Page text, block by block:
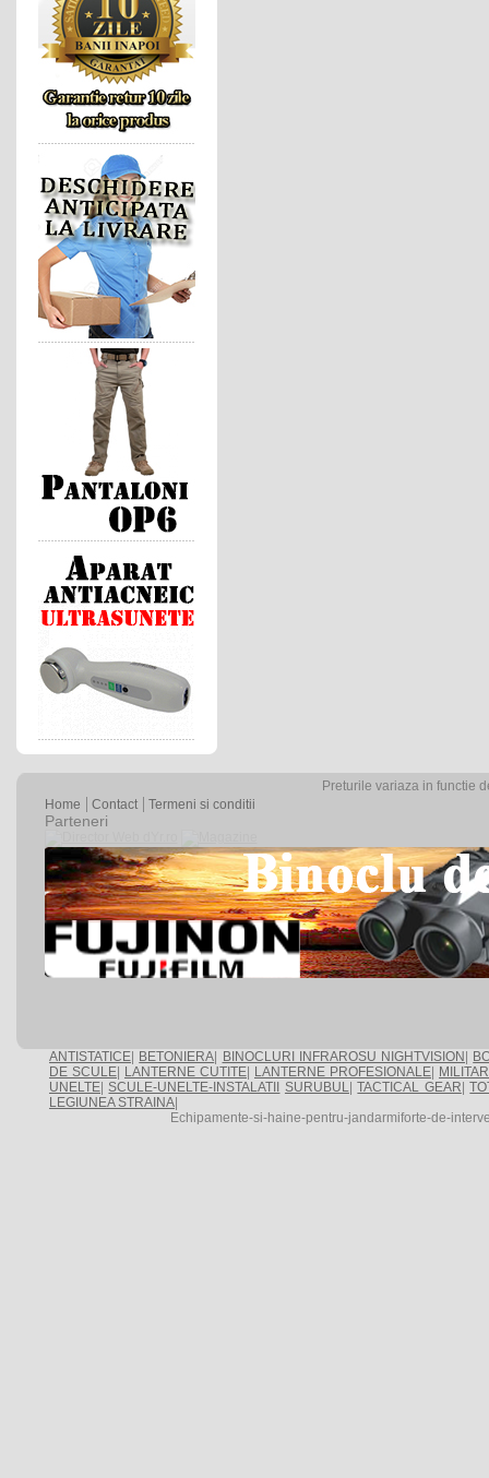
Preturile variaza in functie
Home
Contact Termeni si conditii
Parteneri
ANTISTATICE BETONIERA BINOCLURI INFRAROSU NIGHTVISION
DE SCULE
LANTERNE CUTITE LANTERNE PROFESIONALE
UNELTE SCULE-UNELTE-INSTALATII SURUBUL|TACTICAL GEAR |
LEGIUNEA STRAINA
Echipamente-si-haine-pentru-jandarmiforte-de-